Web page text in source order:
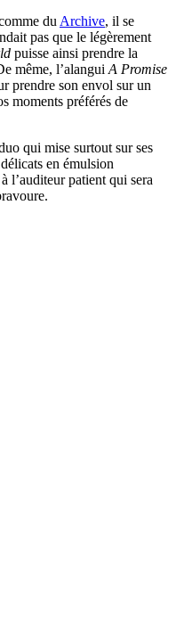
du Archive, il se
pas que le légèrement
puisse ainsi prendre la
même, l’alangui A Promise
prendre son envol sur un
moments préférés de
qui mise surtout sur ses
en émulsion
l’auditeur patient qui sera